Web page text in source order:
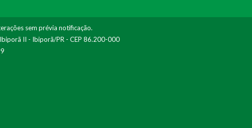
sem prévia notificação.
II - Ibiporã/PR - CEP 86.200-000